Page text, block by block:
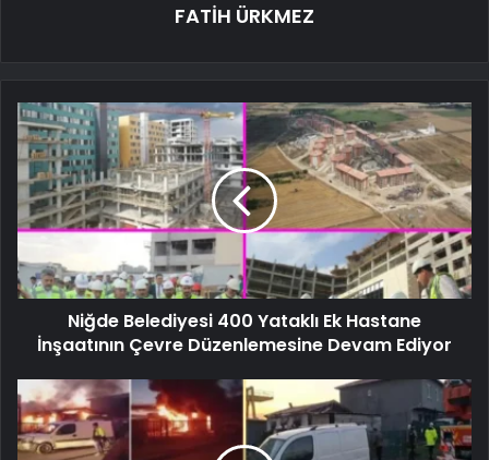
FATİH ÜRKMEZ
Niğde Belediyesi 400 Yataklı Ek Hastane
İnşaatının Çevre Düzenlemesine Devam Ediyor